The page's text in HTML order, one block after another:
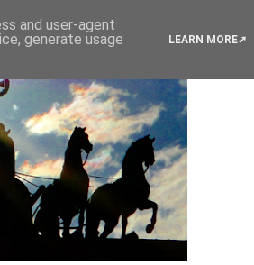
and user-agent
generate usage
LEARN MORE